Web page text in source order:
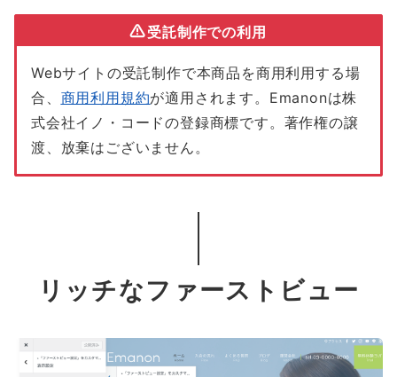
受託制作での利用
Webサイトの受託制作で本商品を商用利用する場
合、 商用利用規約が適用されます。Emanonは株
式会社イノ・コードの登録商標です。著作権の譲
渡、放棄はございません。
リッチなファーストビュー